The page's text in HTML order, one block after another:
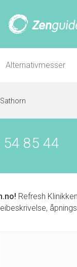
Alternativmesser
54 85 44
Refresh